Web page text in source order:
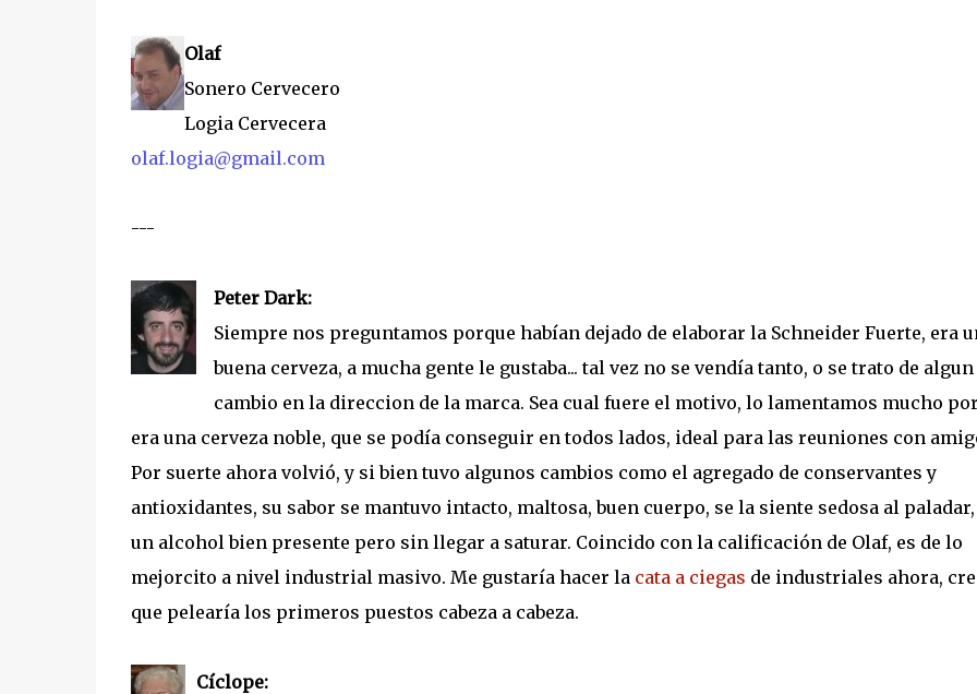
Olaf
Sonero Cervecero
Logia Cervecera
olaf.logia@gmail.com
---
Peter Dark:
Siempre nos preguntamos porque habían dejado de elaborar la Schneider Fuerte, era
buena cerveza, a mucha gente le gustaba... tal vez no se vendía tanto, o se trato de algun
cambio en la direccion de la marca. Sea cual fuere el motivo, lo lamentamos mucho
era una cerveza noble, que se podía conseguir en todos lados, ideal para las reuniones con
Por suerte ahora volvió, y si bien tuvo algunos cambios como el agregado de conservantes y
antioxidantes, su sabor se mantuvo intacto, maltosa, buen cuerpo, se la siente sedosa al
un alcohol bien presente pero sin llegar a saturar. Coincido con la calificación de Olaf, es de lo
mejorcito a nivel industrial masivo. Me gustaría hacer la cata a ciegas de industriales ahora,
que pelearía los primeros puestos cabeza a cabeza.
Cíclope: